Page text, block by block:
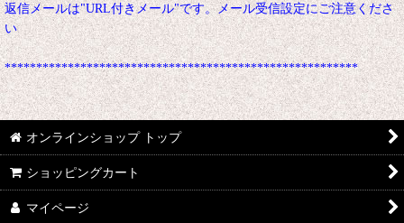
返信メールは"URL付きメール"です。メール受信設定にご注意くださ
い
********************************************************
オンラインショップ トップ
ショッピングカート
マイページ